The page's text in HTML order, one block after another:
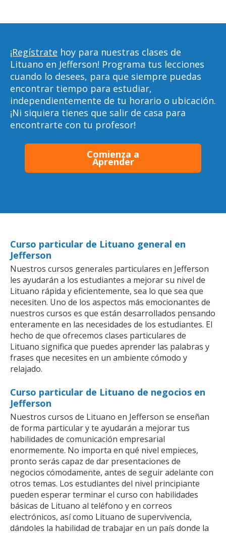
¡Regístrate hoy para nuestras clases de
Lituano en Jefferson! Programa tus lecciones
cuando lo desees, para que siempre puedas
encontrar tiempo para estudiar,
independientemente de tu horario o ubicación.
¡Ni siquiera tienes que salir de casa para
encontrarte con tu profesor!
Comienza a
Aprender
Curso particular de Lituano general en
Jefferson
Nuestros cursos generales particulares en Jefferson
les ayudarán a los estudiantes a mejorar su nivel de
Lituano rápida y eficientemente, sea lo que sea que
necesiten. Uno de los aspectos más emocionantes de
nuestros cursos es que están desarrollados pensando
enteramente en las necesidades de los estudiantes. El
hecho de que ofrecemos clases particulares de
Lituano significa que puedes aprender las palabras y
frases que necesites en un ambiente cómodo y
relajado.
Curso particular de Lituano de negocios en
Jefferson
Nuestros cursos de Lituano en Jefferson se enseñan
de forma particular y te ayudarán a mejorar tus
habilidades de comunicación empresarial
enormemente. No importa en qué nivel empieces,
pronto serás capaz de dar presentaciones de
negocios cómodamente, antes de seguir adelante con
otros temas. Los estudiantes del nivel principiante
pueden esperar terminar el curso con habilidades
básicas de Lituano al teléfono y en correos
electrónicos, así como Lituano de supervivencia,
dándoles la habilidad de trabajar en un país donde la